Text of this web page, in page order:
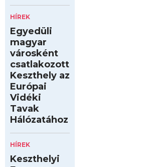
HÍREK
Egyedüli
magyar
városként
csatlakozott
Keszthely az
Európai
Vidéki
Tavak
Hálózatához
HÍREK
Keszthelyi